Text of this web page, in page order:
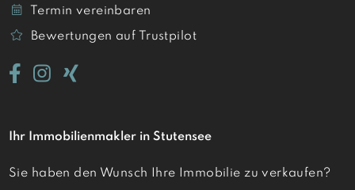
Termin vereinbaren
Bewertungen auf Trustpilot
Ihr Immobilienmakler in Stutensee
Sie haben den Wunsch Ihre Immobilie zu verkaufen?